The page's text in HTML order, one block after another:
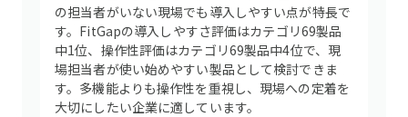
の担当者がいない現場でも導入しやすい点が特長で
す。FitGapの導入しやすさ評価はカテゴリ69製品
中1位、操作性評価はカテゴリ69製品中4位で、現
場担当者が使い始めやすい製品として検討できま
す。多機能よりも操作性を重視し、現場への定着を
大切にしたい企業に適しています。